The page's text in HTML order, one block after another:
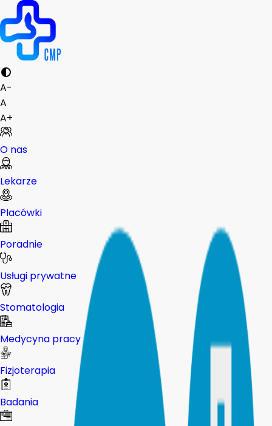
A-
A
A+
O nas
Lekarze
Placówki
Poradnie
Usługi prywatne
Stomatologia
Medycyna pracy
Fizjoterapia
Badania